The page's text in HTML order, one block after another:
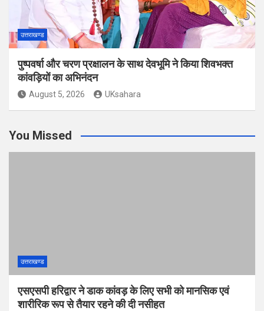
उत्तराखण्ड
पुष्पवर्षा और चरण प्रक्षालन के साथ देवभूमि ने किया शिवभक्त
कांवड़ियों का अभिनंदन
August 5, 2026 UKsahara
You Missed
उत्तराखण्ड
एसएसपी हरिद्वार ने डाक कांवड़ के लिए सभी को मानसिक एवं
शारीरिक रूप से तैयार रहने की दी नसीहत